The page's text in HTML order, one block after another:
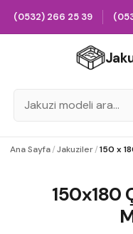
(0532) 266 25 39
Ana Sayfa/Jakuziler/150 x
150x180